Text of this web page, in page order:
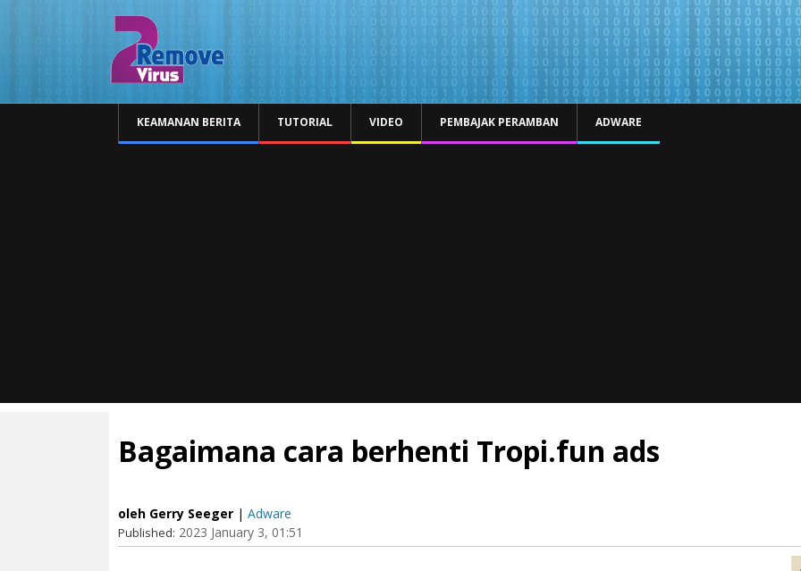
KEAMANAN BERITA TUTORIAL VIDEO PEMBAJAK PERAMBAN ADWARE
Bagaimana cara berhenti Tropi.fun ads
oleh Gerry Seeger | Adware
Published: 2023 January 3, 01:51